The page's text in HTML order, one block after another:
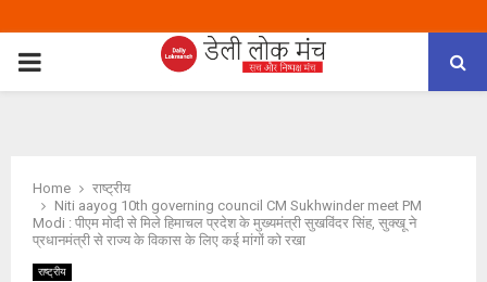
PRIMARY
Home
राष्ट्रीय
Niti aayog 10th governing council CM Sukhwinder meet PM
Modi : पीएम मोदी से मिले हिमाचल प्रदेश के मुख्यमंत्री सुखविंदर सिंह, सुक्खू ने
प्रधानमंत्री से राज्य के विकास के लिए कई मांगों को रखा
राष्ट्रीय